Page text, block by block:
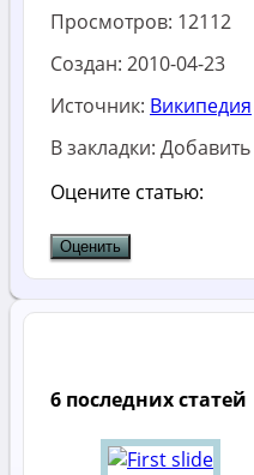
Просмотров: 12112
Создан: 2010-04-23
Источник: Википедия
В закладки: Добавить
Оцените статью:
6 последних статей